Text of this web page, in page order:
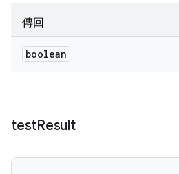
傳回
boolean
testResult